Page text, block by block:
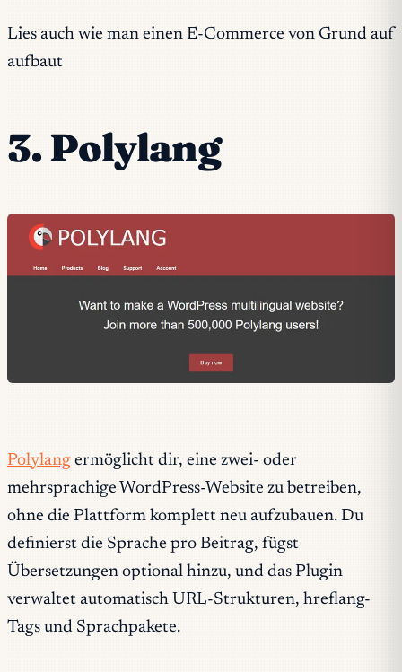
Lies auch wie man einen E-Commerce von Grund auf
aufbaut
3. Polylang
Polylang ermöglicht dir, eine zwei- oder
mehrsprachige WordPress-Website zu betreiben,
ohne die Plattform komplett neu aufzubauen. Du
definierst die Sprache pro Beitrag, fügst
Übersetzungen optional hinzu, und das Plugin
verwaltet automatisch URL-Strukturen, hreflang-
Tags und Sprachpakete.